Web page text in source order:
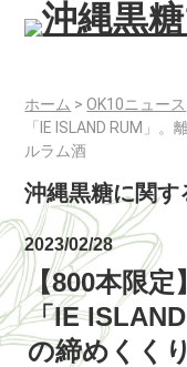
ホーム > OK10ニュース
「IE ISLAND RUM」
ルラム酒
沖縄黒糖に関す
2023/02/28
【800本限定
「IE
の締めくく